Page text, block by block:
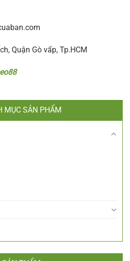
Quận Gò vấp, Tp.HCM
MỤC SẢN PHẨM